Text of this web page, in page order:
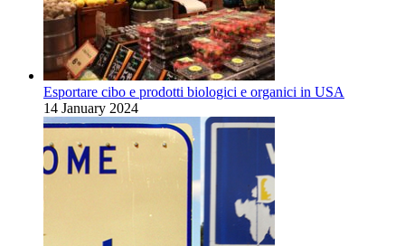
Esportare cibo e prodotti biologici e organici in USA
14 January 2024